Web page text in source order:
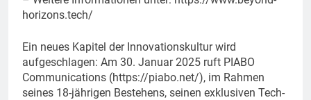
horizons.tech/
Ein neues Kapitel der Innovationskultur wird
aufgeschlagen: Am 30. Januar 2025 ruft PIABO
Communications (https://piabo.net/), im Rahmen
seines 18-jährigen Bestehens, seinen exklusiven Tech-